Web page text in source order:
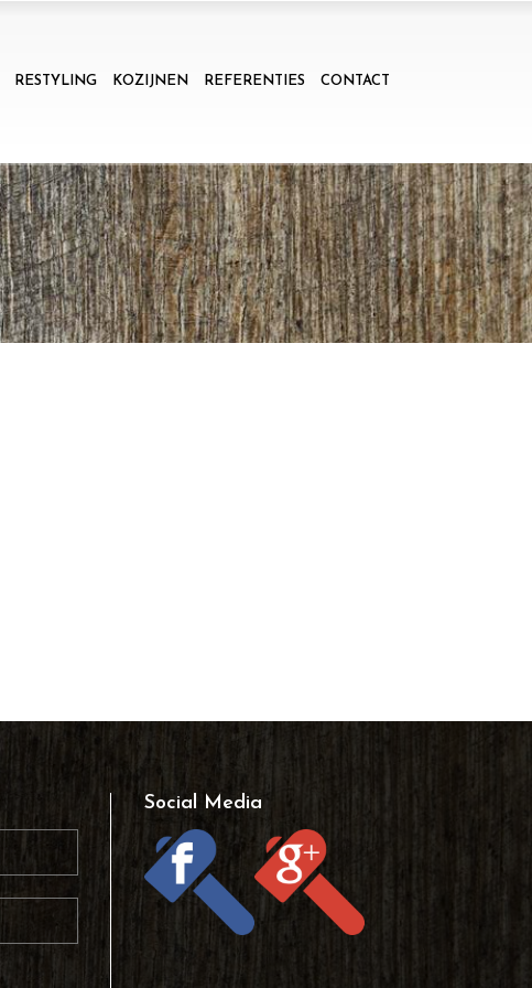
RESTYLING KOZIJNEN REFERENTIES CONTACT
Social Media